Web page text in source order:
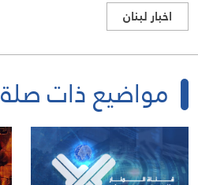
اخبار لبنان
مواضيع ذات صلة